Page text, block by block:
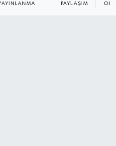
PAYLAŞIM